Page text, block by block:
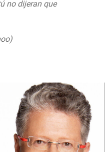
no dijeran que